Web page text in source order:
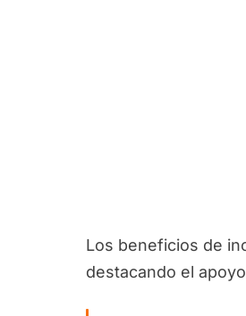
Los beneficios de
destacando el